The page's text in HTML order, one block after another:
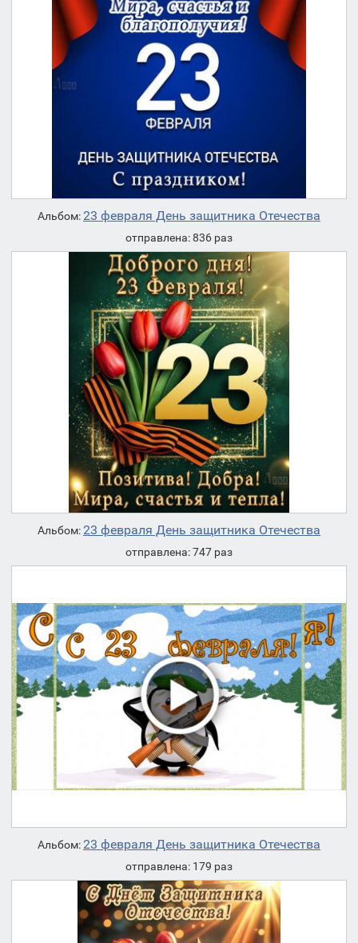
Альбом: 23 февраля День защитника Отечества
отправлена: 836 раз
Альбом: 23 февраля День защитника Отечества
отправлена: 747 раз
Альбом: 23 февраля День защитника Отечества
отправлена: 179 раз